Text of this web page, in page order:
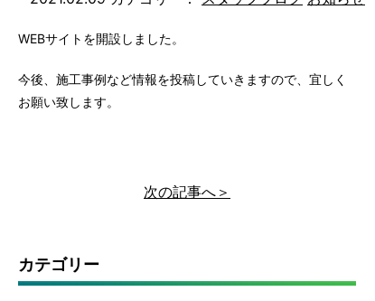
WEBサイトを開設しました。
今後、施工事例など情報を投稿していきますので、宜しく
お願い致します。
次の記事へ＞
カテゴリー